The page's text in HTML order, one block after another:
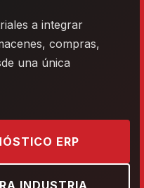
a integrar
compras,
una única
ERP
INDUSTRIA